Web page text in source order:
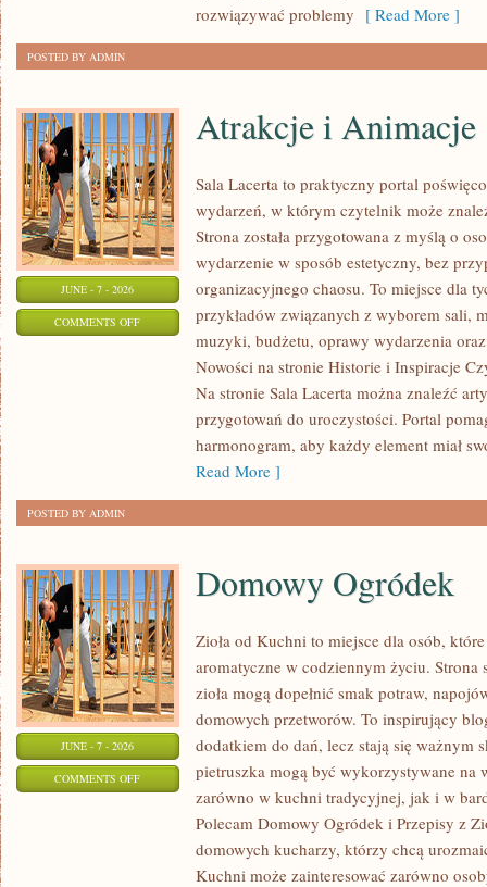
rozwiązywać problemy [ Read More ]
POSTED BY ADMIN
JUNE - 7 - 2026
COMMENTS OFFON
Atrakcje i Animacje
Sala Lacerta to praktyczny portal
wydarzeń, w którym czytelnik może
Strona została przygotowana z myślą o
wydarzenie w sposób estetyczny, bez
organizacyjnego chaosu. To miejsce dla
przykładów związanych z wyborem sali,
muzyki, budżetu, oprawy wydarzenia
Nowości na stronie Historie i Inspiracje
Na stronie Sala Lacerta można znaleźć
przygotowań do uroczystości. Portal
harmonogram, aby każdy element miał
Read More ]
POSTED BY ADMIN
JUNE - 7 - 2026
COMMENTS OFFON
Domowy Ogródek
Zioła od Kuchni to miejsce dla osób,
aromatyczne w codziennym życiu. Strona
zioła mogą dopełnić smak potraw,
domowych przetworów. To inspirujący
dodatkiem do dań, lecz stają się ważnym
pietruszka mogą być wykorzystywane na
zarówno w kuchni tradycyjnej, jak i w
Polecam Domowy Ogródek i Przepisy z
domowych kucharzy, którzy chcą
Kuchni może zainteresować zarówno